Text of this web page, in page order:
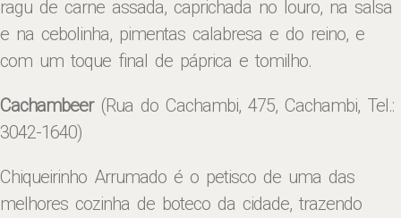
ragu de carne assada, caprichada no louro, na salsa
e na cebolinha, pimentas calabresa e do reino, e
com um toque final de páprica e tomilho.
Cachambeer(Rua do Cachambi, 475, Cachambi, Tel.:
3042-1640)
Chiqueirinho Arrumado é o petisco de uma das
melhores cozinha de boteco da cidade, trazendo